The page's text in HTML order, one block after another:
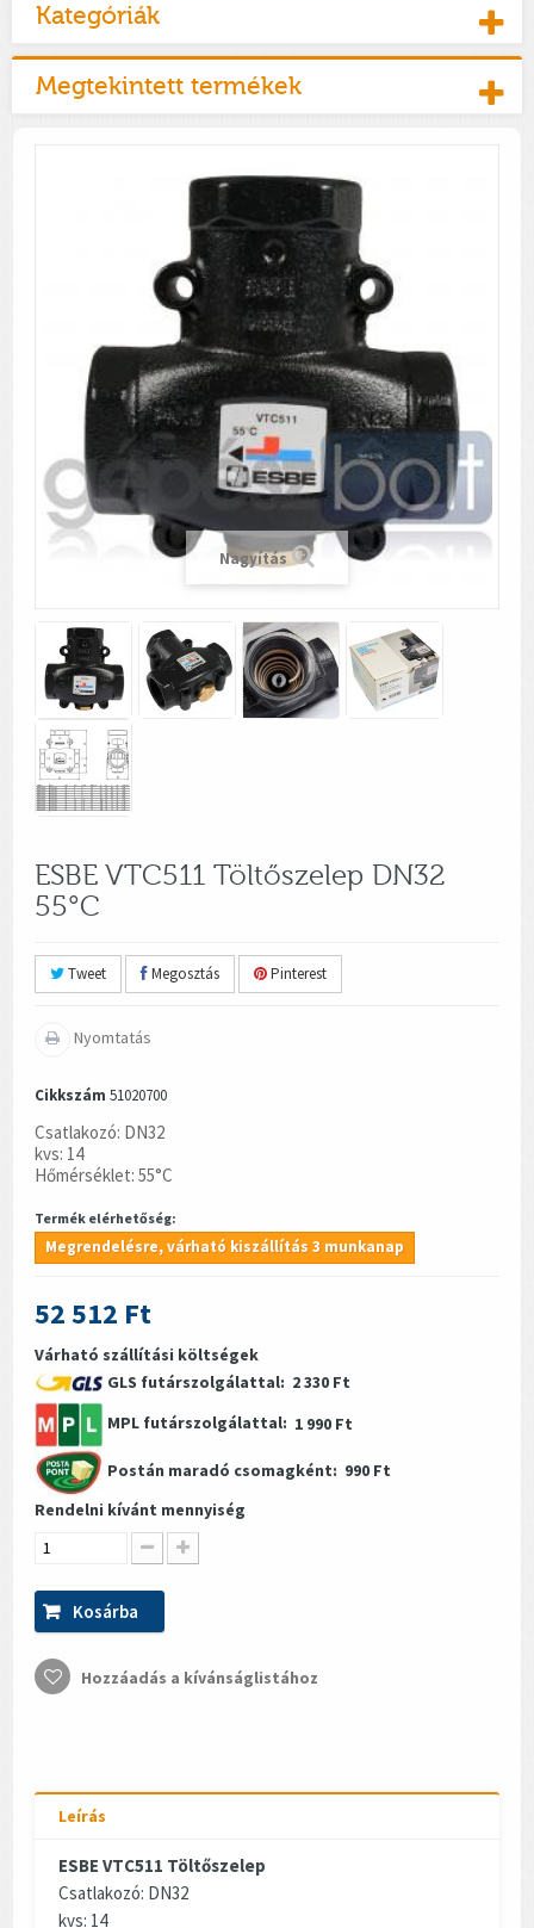
Kategóriák
Megtekintett termékek
Nagyítás
ESBE VTC511 Töltőszelep DN32
55°C
Tweet Megosztás Pinterest
Nyomtatás
Cikkszám 51020700
Csatlakozó: DN32
kvs: 14
Hőmérséklet: 55°C
Termék elérhetőség:
Megrendelésre, várható kiszállítás 3 munkanap
52 512 Ft
Várható szállítási költségek
GLS futárszolgálattal: 2 330 Ft
MPL futárszolgálattal: 1 990 Ft
Postán maradó csomagként: 990 Ft
Rendelni kívánt mennyiség
Kosárba
Hozzáadás a kívánságlistához
Leírás
ESBE VTC511 Töltőszelep
Csatlakozó: DN32
kvs: 14